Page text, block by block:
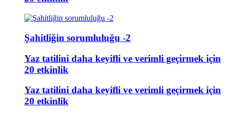
Şahitliğin sorumluluğu -2
Yaz tatilini daha keyifli ve verimli geçirmek için
20 etkinlik
Yaz tatilini daha keyifli ve verimli geçirmek için
20 etkinlik